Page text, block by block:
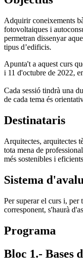
Adquirir coneixements
fotovoltaiques i
permetran dissenyar
tipus d’edificis.
Apunta't a aquest curs
i 11 d'octubre de 2022,
Cada sessió tindrà una
de cada tema és
Destinataris
Arquitectes, arquitectes
tota mena de
més sostenibles i
Sistema
Per superar el curs i,
corresponent, s'haurà
Programa
Bloc 1.- Bases